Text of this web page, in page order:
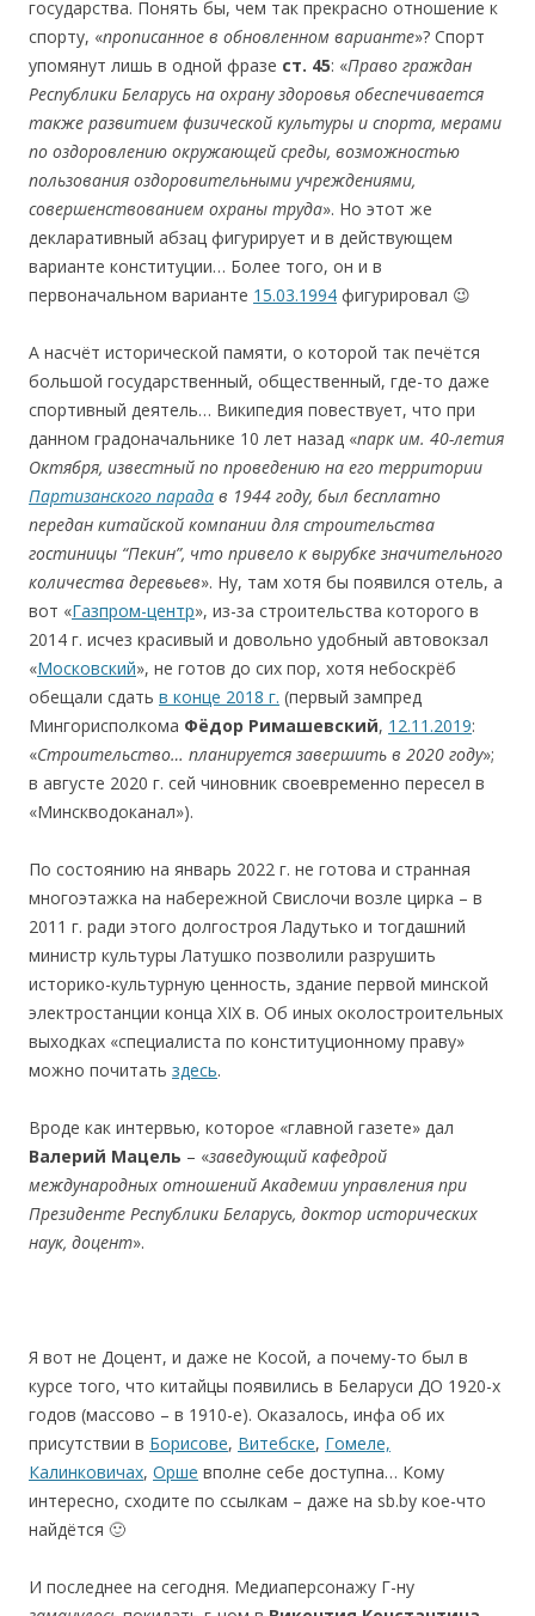
государства. Понять бы, чем так прекрасно отношение к
спорту, «прописанное в обновленном варианте»? Спорт
упомянут лишь в одной фразе ст. 45: «Право граждан
Республики Беларусь на охрану здоровья обеспечивается
также развитием физической культуры и спорта, мерами
по оздоровлению окружающей среды, возможностью
пользования оздоровительными учреждениями,
совершенствованием охраны труда». Но этот же
декларативный абзац фигурирует и в действующем
варианте конституции… Более того, он и в
первоначальном варианте 15.03.1994 фигурировал 😉
А насчёт исторической памяти, о которой так печётся
большой государственный, общественный, где-то даже
спортивный деятель… Википедия повествует, что при
данном градоначальнике 10 лет назад «парк им. 40-летия
Октября, известный по проведению на его территории
Партизанского парада в 1944 году, был бесплатно
передан китайской компании для строительства
гостиницы “Пекин”, что привело к вырубке значительного
количества деревьев». Ну, там хотя бы появился отель, а
вот «Газпром-центр», из-за строительства которого в
2014 г. исчез красивый и довольно удобный автовокзал
«Московский», не готов до сих пор, хотя небоскрёб
обещали сдать в конце 2018 г. (первый зампред
Мингорисполкома Фёдор Римашевский, 12.11.2019:
«Строительство… планируется завершить в 2020 году»;
в августе 2020 г. сей чиновник своевременно пересел в
«Минскводоканал»).
По состоянию на январь 2022 г. не готова и странная
многоэтажка на набережной Свислочи возле цирка – в
2011 г. ради этого долгостроя Ладутько и тогдашний
министр культуры Латушко позволили разрушить
историко-культурную ценность, здание первой минской
электростанции конца ХIХ в. Об иных околостроительных
выходках «специалиста по конституционному праву»
можно почитать здесь.
Вроде как интервью, которое «главной газете» дал
Валерий Мацель – «заведующий кафедрой
международных отношений Академии управления при
Президенте Республики Беларусь, доктор исторических
наук, доцент».
Я вот не Доцент, и даже не Косой, а почему-то был в
курсе того, что китайцы появились в Беларуси ДО 1920-х
годов (массово – в 1910-е). Оказалось, инфа об их
присутствии в Борисове, Витебске, Гомеле,
Калинковичах, Орше вполне себе доступна… Кому
интересно, сходите по ссылкам – даже на sb.by кое-что
найдётся 🙂
И последнее на сегодня. Медиаперсонажу Г-ну